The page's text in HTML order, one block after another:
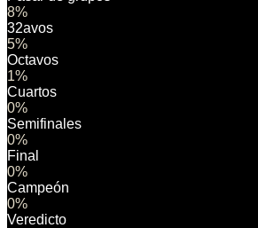
8%
32avos
5%
Octavos
1%
Cuartos
0%
Semifinales
0%
Final
0%
Campeón
0%
Veredicto